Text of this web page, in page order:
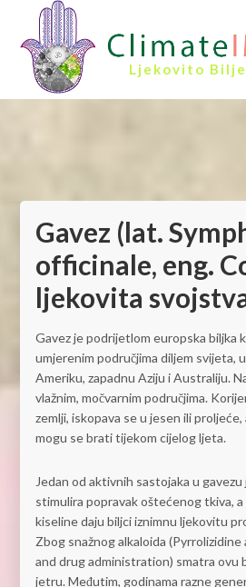
Ljekovito Bilje
Gavez (lat.
officinale, eng.
ljekovita
Gavez je podrijetlom europska biljka
umjerenim područjima diljem svijeta,
Ameriku, zapadnu Aziju i Australiju.
vlažnim, močvarnim područjima.
zemlji, iskopava se u jesen ili
mogu se brati tijekom cijelog ljeta.
Jedan od aktivnih sastojaka u
stimulira popravak oštećenog tkiva,
kiseline daju biljci iznimnu ljekovitu
Zbog snažnog alkaloida (Pyrrolizidine
and drug administration) smatra ovu
jetru. Međutim, godinama razne